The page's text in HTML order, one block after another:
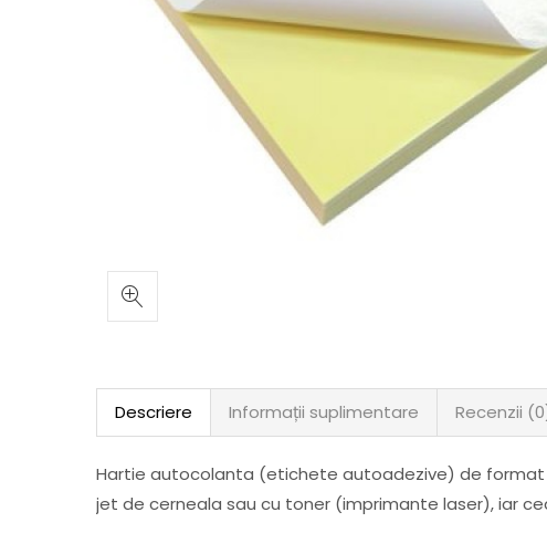
Descriere Informații suplimentare Recenzii
Hartie autocolanta (etichete autoadezive) de format
jet de cerneala sau cu toner (imprimante laser), iar